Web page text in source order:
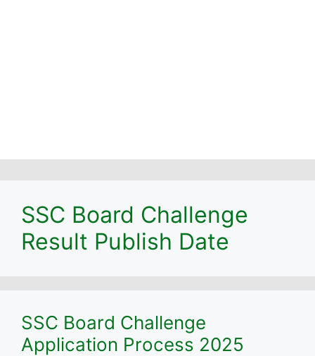
SSC Board Challenge
Result Publish Date
SSC Board Challenge
Application Process 2025